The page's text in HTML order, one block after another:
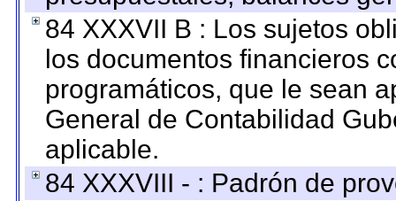
84 XXXVII B : Los sujetos
los documentos financieros
programáticos, que le sean
General de Contabilidad
aplicable.
84 XXXVIII - : Padrón de